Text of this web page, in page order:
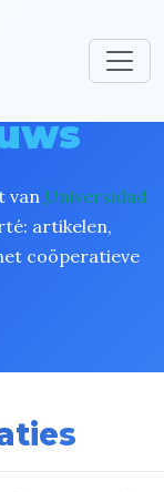
van Universidad
artikelen,
coöperatieve